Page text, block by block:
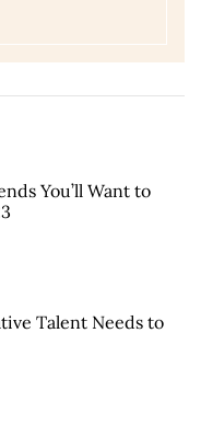
You’ll Want to
Talent Needs to